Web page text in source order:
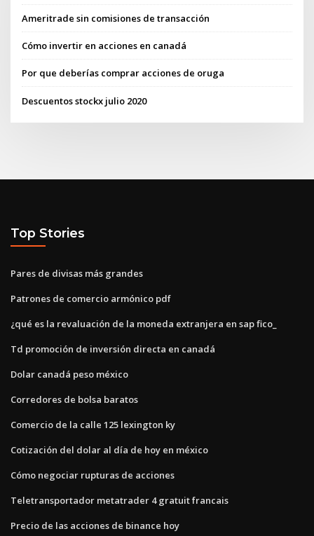
Ameritrade sin comisiones de transacción
Cómo invertir en acciones en canadá
Por que deberías comprar acciones de oruga
Descuentos stockx julio 2020
Top Stories
Pares de divisas más grandes
Patrones de comercio armónico pdf
¿qué es la revaluación de la moneda extranjera en sap fico_
Td promoción de inversión directa en canadá
Dolar canadá peso méxico
Corredores de bolsa baratos
Comercio de la calle 125 lexington ky
Cotización del dolar al día de hoy en méxico
Cómo negociar rupturas de acciones
Teletransportador metatrader 4 gratuit francais
Precio de las acciones de binance hoy